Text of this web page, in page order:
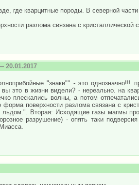
где кварцитные породы. В северной
разлома связана с кристаллической
20.01.2017
"знаки"" - это однозначно!!!
вы это в жизни видели? - нереально. на
плескались волны, а потом
поверхности разлома связана с
льдом.". Вторая: Исходящие газы магмы
разрушение) - опять таки